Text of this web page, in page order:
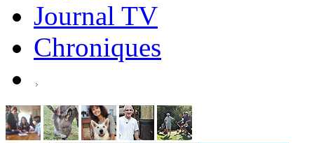
Journal TV
Chroniques